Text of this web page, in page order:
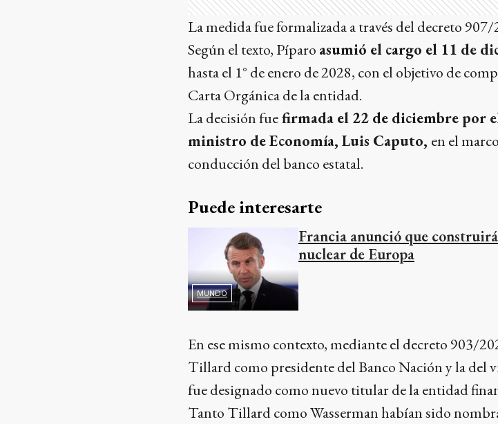
La medida fue formalizada a través del decreto
Según el texto, Píparo asumió el cargo el 11 de
hasta el 1° de enero de 2028, con el objetivo de
Carta Orgánica de la entidad.
La decisión fuefirmada el 22 de diciembre por
ministro de Economía, Luis Caputo, en el
conducción del banco estatal.
Puede interesarte
MUNDO
Francia anunció que
nuclear de Europa
En ese mismo contexto, mediante el decreto 903/
Tillard como presidente del Banco Nación y la del
fue designado como nuevo titular de la entidad
Tanto Tillard como Wasserman habían sido